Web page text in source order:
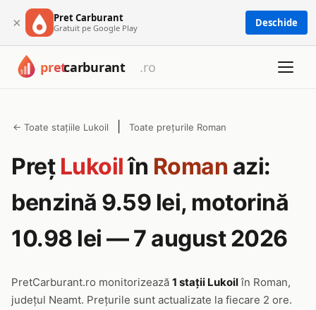
× Pret Carburant
Gratuit pe Google Play Deschide
← Toate stațiile Lukoil Toate prețurile Roman
Preț Lukoilîn Roman azi:
benzină 9.59 lei, motorină
10.98 lei — 7 august 2026
PretCarburant.ro monitorizează 1 stații Lukoilîn Roman,
județul Neamt. Prețurile sunt actualizate la fiecare 2 ore.